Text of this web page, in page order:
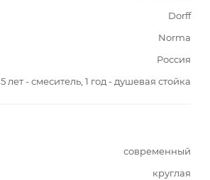
Dorff
Norma
Россия
5 лет - смеситель, 1 год - душевая стойка
современный
круглая